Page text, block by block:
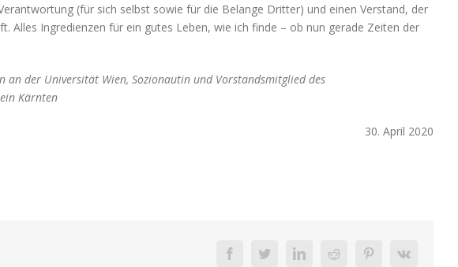
(für sich selbst sowie für die Belange Dritter) und einen Verstand, der
Alles Ingredienzen für ein gutes Leben, wie ich finde – ob nun gerade Zeiten der
an der Universität Wien, Sozionautin und Vorstandsmitglied des
Kärnten
30. April 2020
facebooktwitter linkedinreddit pinterestvk